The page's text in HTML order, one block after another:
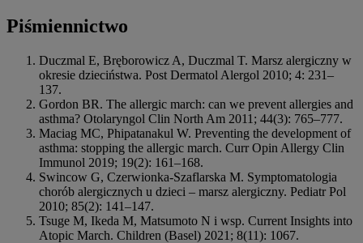
Piśmiennictwo
Duczmal E, Bręborowicz A, Duczmal T. Marsz alergiczny w
okresie dzieciństwa. Post Dermatol Alergol 2010; 4: 231–
137.
Gordon BR. The allergic march: can we prevent allergies and
asthma? Otolaryngol Clin North Am 2011; 44(3): 765–777.
Maciag MC, Phipatanakul W. Preventing the development of
asthma: stopping the allergic march. Curr Opin Allergy Clin
Immunol 2019; 19(2): 161–168.
Swincow G, Czerwionka-Szaflarska M. Symptomatologia
chorób alergicznych u dzieci – marsz alergiczny. Pediatr Pol
2010; 85(2): 141–147.
Tsuge M, Ikeda M, Matsumoto N i wsp. Current Insights into
Atopic March. Children (Basel) 2021; 8(11): 1067.